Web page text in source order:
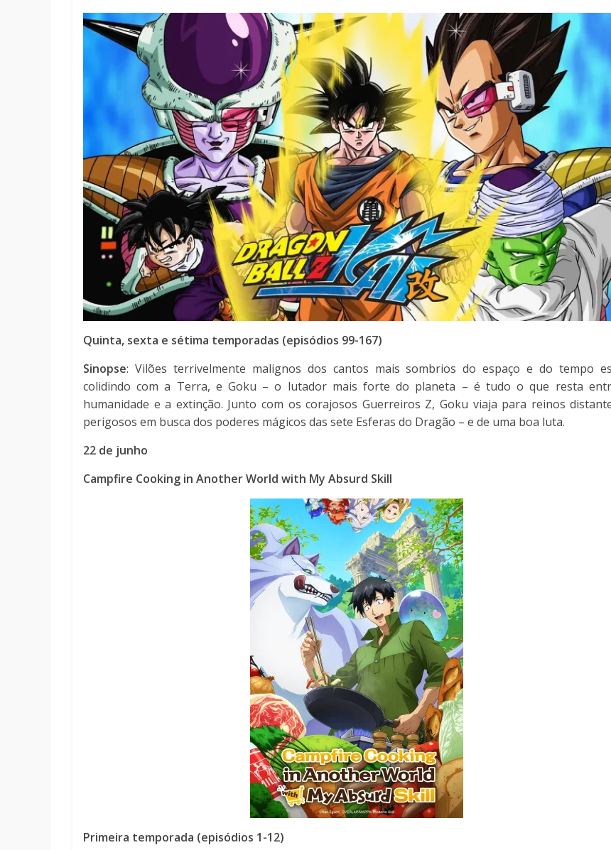
Quinta, sexta e sétima temporadas (episódios 99-167)
Sinopse: Vilões terrivelmente malignos dos cantos mais sombrios do espaço e do tempo
colidindo com a Terra, e Goku – o lutador mais forte do planeta – é tudo o que resta
humanidade e a extinção. Junto com os corajosos Guerreiros Z, Goku viaja para reinos
perigosos em busca dos poderes mágicos das sete Esferas do Dragão – e de uma boa luta.
22 de junho
Campfire Cooking in Another World with My Absurd Skill
Primeira temporada (episódios 1-12)